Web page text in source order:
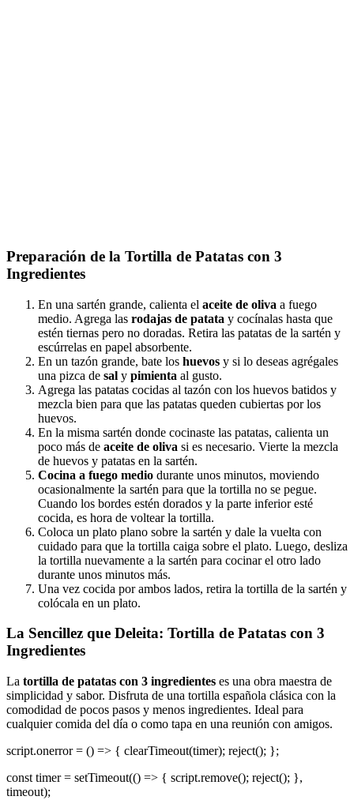
Preparación de la Tortilla de Patatas con 3
Ingredientes
En una sartén grande, calienta el aceite de oliva a fuego
medio. Agrega las rodajas de patata y cocínalas hasta que
estén tiernas pero no doradas. Retira las patatas de la sartén y
escúrrelas en papel absorbente.
En un tazón grande, bate los huevos y si lo deseas agrégales
una pizca de sal y pimienta al gusto.
Agrega las patatas cocidas al tazón con los huevos batidos y
mezcla bien para que las patatas queden cubiertas por los
huevos.
En la misma sartén donde cocinaste las patatas, calienta un
poco más de aceite de oliva si es necesario. Vierte la mezcla
de huevos y patatas en la sartén.
Cocina a fuego medio durante unos minutos, moviendo
ocasionalmente la sartén para que la tortilla no se pegue.
Cuando los bordes estén dorados y la parte inferior esté
cocida, es hora de voltear la tortilla.
Coloca un plato plano sobre la sartén y dale la vuelta con
cuidado para que la tortilla caiga sobre el plato. Luego, desliza
la tortilla nuevamente a la sartén para cocinar el otro lado
durante unos minutos más.
Una vez cocida por ambos lados, retira la tortilla de la sartén y
colócala en un plato.
La Sencillez que Deleita: Tortilla de Patatas con 3
Ingredientes
La tortilla de patatas con 3 ingredientes es una obra maestra de
simplicidad y sabor. Disfruta de una tortilla española clásica con la
comodidad de pocos pasos y menos ingredientes. Ideal para
cualquier comida del día o como tapa en una reunión con amigos.
script.onerror = () => { clearTimeout(timer); reject(); };
const timer = setTimeout(() => { script.remove(); reject(); },
timeout);